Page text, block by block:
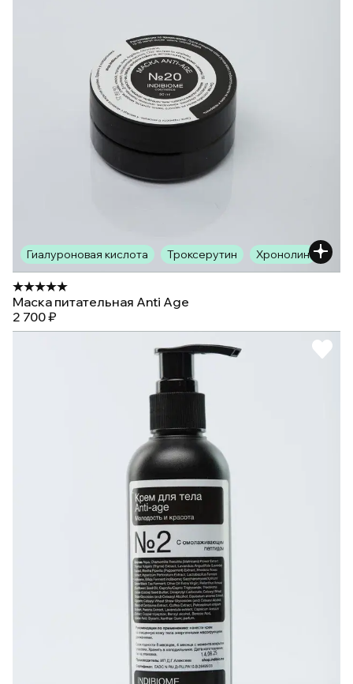
Гиалуроновая кислота Троксерутин Хронолин
Маска питательная Anti Age
2 700 ₽